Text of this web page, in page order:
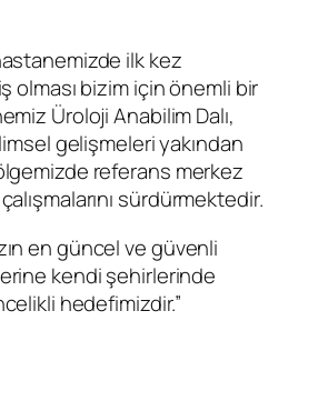
ilk kez
olması bizim için önemli bir
Üroloji Anabilim Dalı,
gelişmeleri yakından
referans merkez
sürdürmektedir.
en güncel ve güvenli
kendi şehirlerinde
hedefimizdir.”